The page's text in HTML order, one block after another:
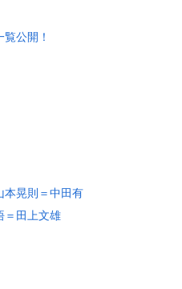
公開！
本晃則＝中田有
＝田上文雄